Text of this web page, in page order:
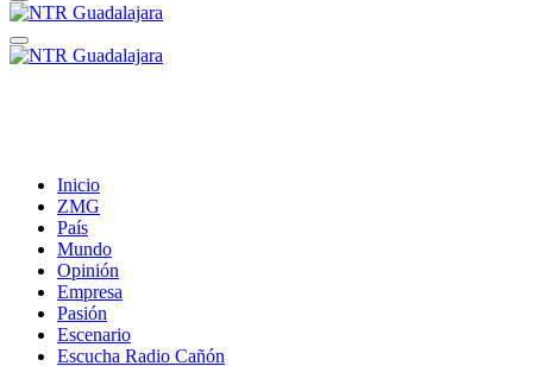
Inicio
ZMG
País
Mundo
Opinión
Empresa
Pasión
Escenario
Escucha Radio Cañón